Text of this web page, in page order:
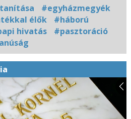
#egyházmegyék
élők
#háború
hivatás
#pasztoráció